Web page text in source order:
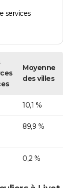
services
Moyenne
des villes
10,1 %
89,9 %
0,2 %